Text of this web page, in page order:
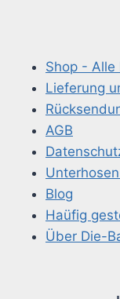
Shop - Alle
Lieferung
AGB
Blog
Haüfig
Über Die-